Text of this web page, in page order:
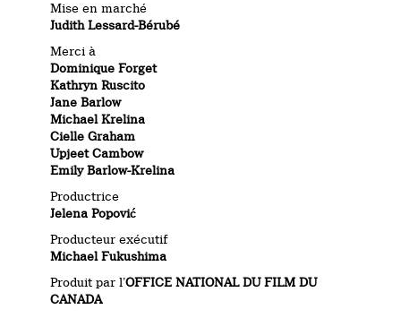
Mise en marché
Judith Lessard-Bérubé
Merci à
Dominique Forget
Kathryn Ruscito
Jane Barlow
Michael Krelina
Cielle Graham
Upjeet Cambow
Emily Barlow-Krelina
Productrice
Jelena Popović
Producteur exécutif
Michael Fukushima
Produit par l’OFFICE NATIONAL DU FILM DU
CANADA